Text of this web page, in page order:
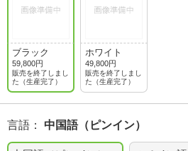
ブラック
59,800円
販売を終了しまし
た（生産完了）
ホワイト
49,800円
販売を終了しまし
た（生産完了）
言語 ： 中国語（ピンイン）